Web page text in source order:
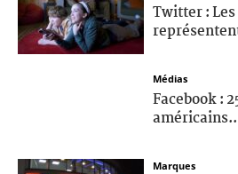
Twitter : Les
Médias
Facebook :
Marques